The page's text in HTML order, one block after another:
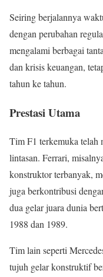
Seiring berjalannya
dengan perubahan
mengalami berbagai
dan krisis keuangan,
tahun ke tahun.
Prestasi Utama
Tim F1 terkemuka telah
lintasan. Ferrari,
konstruktor terbanyak,
juga berkontribusi
dua gelar juara dunia
1988 dan 1989.
Tim lain seperti
tujuh gelar konstruktif